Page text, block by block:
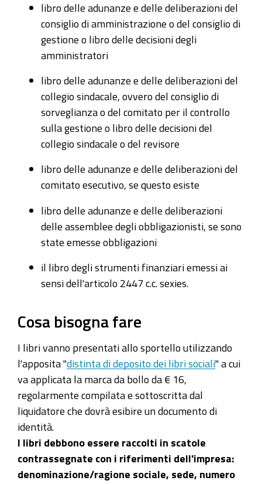
libro delle adunanze e delle deliberazioni del
consiglio di amministrazione o del consiglio di
gestione o libro delle decisioni degli
amministratori
libro delle adunanze e delle deliberazioni del
collegio sindacale, ovvero del consiglio di
sorveglianza o del comitato per il controllo
sulla gestione o libro delle decisioni del
collegio sindacale o del revisore
libro delle adunanze e delle deliberazioni del
comitato esecutivo, se questo esiste
libro delle adunanze e delle deliberazioni
delle assemblee degli obbligazionisti, se sono
state emesse obbligazioni
il libro degli strumenti finanziari emessi ai
sensi dell'articolo 2447 c.c. sexies.
Cosa bisogna fare
I libri vanno presentati allo sportello utilizzando
l'apposita "distinta di deposito dei libri sociali" a cui
va applicata la marca da bollo da € 16,
regolarmente compilata e sottoscritta dal
liquidatore che dovrà esibire un documento di
identità.
I libri debbono essere raccolti in scatole
contrassegnate con i riferimenti dell'impresa:
denominazione/ragione sociale, sede, numero